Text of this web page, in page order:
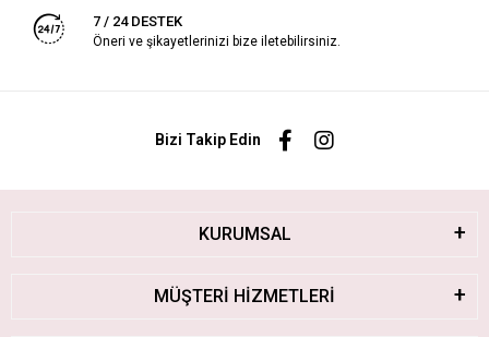
7 / 24 DESTEK
Öneri ve şikayetlerinizi bize iletebilirsiniz.
Bizi Takip Edin
KURUMSAL
MÜŞTERİ HİZMETLERİ